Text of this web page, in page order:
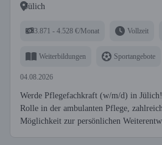
Jülich
3.871 - 4.528 €/Monat Vollzeit
Weiterbildungen Sportangebote
04.08.2026
Werde Pflegefachkraft (w/m/d) in
Rolle in der ambulanten Pflege,
Möglichkeit zur persönlichen